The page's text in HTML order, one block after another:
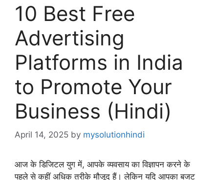
10 Best Free
Advertising
Platforms in India
to Promote Your
Business (Hindi)
April 14, 2025 by mysolutionhindi
आज के डिजिटल युग में, आपके व्यवसाय का विज्ञापन करने के
पहले से कहीं अधिक तरीके मौजूद हैं। लेकिन यदि आपका बजट